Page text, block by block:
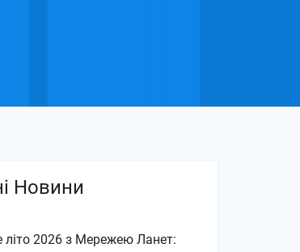
Новини
літо 2026 з Мережею Ланет: